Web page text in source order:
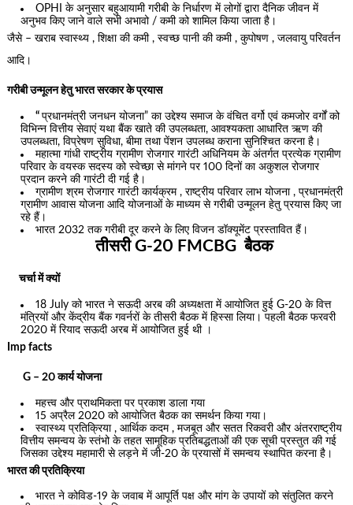
OPHI के अनुसार बहुआयामी गरीबी के निर्धारण में लोगों द्वारा दैनिक जीवन में
अनुभव किए जाने वाले सभी अभावो / कमी को शामिल किया जाता है।
जैसे – खराब स्वास्थ्य , शिक्षा की कमी , स्वच्छ पानी की कमी , कुपोषण‌ , जलवायु परिवर्तन
आदि।
गरीबी उन्मूलन हेतु भारत सरकार के प्रयास
“प्रधानमंत्री जनधन योजना” का उद्देश्य समाज के वंचित वर्गो एवं कमजोर वर्गों को
विभिन्न वित्तीय सेवाएं यथा बैंक खाते की उपलब्धता, आवश्यकता आधारित ऋण की
उपलब्धता, विप्रेषण सुविधा, बीमा तथा पेंशन उपलब्ध कराना सुनिश्चित करना है।
महात्मा गांधी राष्ट्रीय ग्रामीण रोजगार गारंटी अधिनियम के अंतर्गत प्रत्येक ग्रामीण
परिवार के वयस्क सदस्य को स्वेच्छा से मांगने पर 100 दिनों का अकुशल रोजगार
प्रदान करने की गारंटी दी गई है।
ग्रामीण श्रम रोजगार गारंटी कार्यक्रम , राष्ट्रीय परिवार लाभ योजना , प्रधानमंत्री
ग्रामीण आवास योजना आदि योजनाओं के माध्यम से गरीबी उन्मूलन हेतु प्रयास किए जा
रहे हैं।
भारत 2032 तक गरीबी दूर करने के लिए विजन डॉक्यूमेंट प्रस्तावित हैं।
तीसरी G-20 FMCBG बैठक
चर्चा में क्यों
18 July को भारत ने सऊदी अरब की अध्यक्षता में आयोजित हुई G-20 के वित्त
मंत्रियों और केंद्रीय बैंक गवर्नरों के तीसरी बैठक में हिस्सा लिया। पहली बैठक फरवरी
2020 में रियाद सऊदी अरब में आयोजित हुई थी ।
Imp facts
G – 20 कार्य योजना
महत्त्व और प्राथमिकता पर प्रकाश डाला गया
15 अप्रैल 2020 को आयोजित बैठक का समर्थन किया गया।
स्वास्थ्य प्रतिक्रिया , आर्थिक कदम , मजबूत और सतत रिकवरी और अंतरराष्ट्रीय
वित्तीय समन्वय के स्तंभो के तहत सामूहिक प्रतिबद्धताओं की एक सूची प्रस्तुत की गई
जिसका उद्देश्य महामारी से लड़ने में जी-20 के प्रयासों में समन्वय स्थापित करना है।
भारत की प्रतिक्रिया
भारत ने कोविड-19 के जवाब में आपूर्ति पक्ष और मांग के उपायों को संतुलित करने